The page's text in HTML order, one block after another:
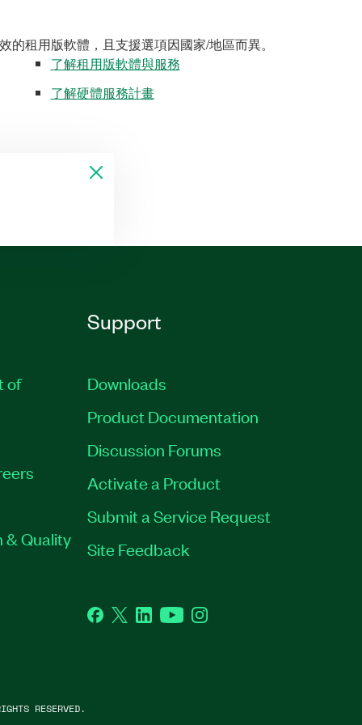
的租用版軟體，且支援選項因國家/地區而異。
了解租用版軟體與服務
了解硬體服務計畫
of
& Quality
Support
Downloads
Product Documentation
Discussion Forums
Activate a Product
Submit a Service Request
Site Feedback
Facebook
TwitterLinkedInYouTubeInstagram
RESERVED.